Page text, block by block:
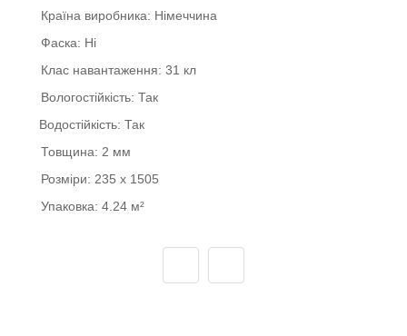
Країна виробника: Німеччина
Фаска: Ні
Клас навантаження: 31 кл
Вологостійкість: Так
Водостійкість: Так
Товщина: 2 мм
Розміри: 235 x 1505
Упаковка: 4.24 м²